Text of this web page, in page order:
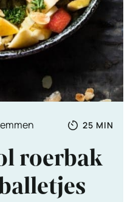
Totale
25 MIN
roerbak